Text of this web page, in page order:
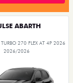
ABARTH
TURBO 270 FLEX AT 4P 2026
2026/2026